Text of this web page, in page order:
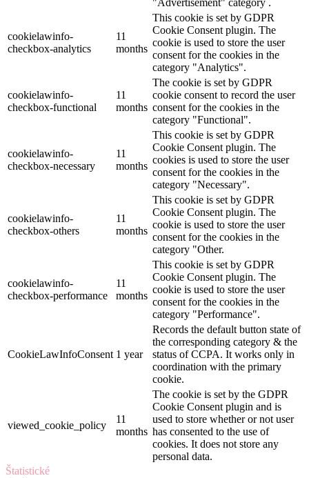
"Advertisement" category .
cookielawinfo-
checkbox-analytics
11
months
This cookie is set by GDPR
Cookie Consent plugin. The
cookie is used to store the user
consent for the cookies in the
category "Analytics".
cookielawinfo-
checkbox-functional
11
months
The cookie is set by GDPR
cookie consent to record the user
consent for the cookies in the
category "Functional".
cookielawinfo-
checkbox-necessary
11
months
This cookie is set by GDPR
Cookie Consent plugin. The
cookies is used to store the user
consent for the cookies in the
category "Necessary".
cookielawinfo-
checkbox-others
11
months
This cookie is set by GDPR
Cookie Consent plugin. The
cookie is used to store the user
consent for the cookies in the
category "Other.
cookielawinfo-
checkbox-performance
11
months
This cookie is set by GDPR
Cookie Consent plugin. The
cookie is used to store the user
consent for the cookies in the
category "Performance".
CookieLawInfoConsent 1 year
Records the default button state of
the corresponding category & the
status of CCPA. It works only in
coordination with the primary
cookie.
viewed_cookie_policy
11
months
The cookie is set by the GDPR
Cookie Consent plugin and is
used to store whether or not user
has consented to the use of
cookies. It does not store any
personal data.
Štatistické